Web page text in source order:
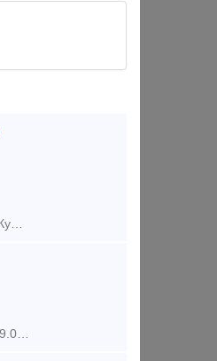
КУПИМ (приобретаем) - вагонные запчасти ж/д : Любое кол-во... 1. Куплю - Сектор запора (лев, прав) 2. Куплю - Аппарата поглощающий рт 120 3. Куплю - Поглощающий аппарат 73zw 4. Куплю -
В наличии на складе 700 шт по цене 500 руб/шт с НДС. Так же в наличии имеется Башмак горочный 87.39.00СБ по 880 руб/шт с НДС, Плита упорная 106.00.003-0 по 2200 руб/шт, Сектор запора правый/ле